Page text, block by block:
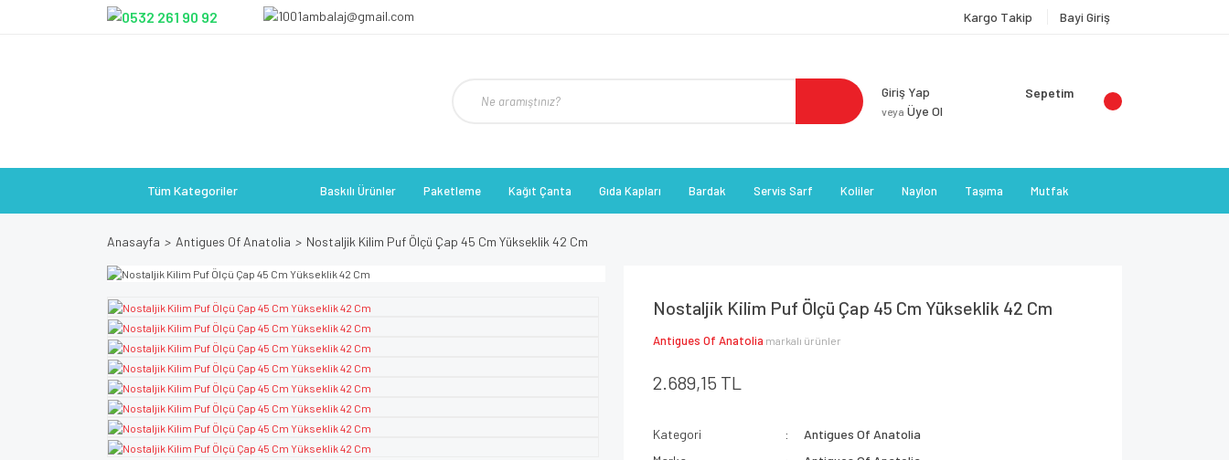
Kargo Takip Bayi Giriş
Giriş Yap
veya Üye Ol
Sepetim
Tüm Kategoriler Baskılı Ürünler Paketleme Kağıt Çanta Gıda Kapları Bardak Servis Sarf Koliler Naylon Taşıma Mutfak
Anasayfa Antigues Of Anatolia Nostaljik Kilim Puf Ölçü Çap 45 Cm Yükseklik 42 Cm
Nostaljik Kilim Puf Ölçü Çap 45 Cm Yükseklik 42 Cm
Antigues Of Anatolia markalı ürünler
2.689,15 TL
Kategori
Antigues Of Anatolia